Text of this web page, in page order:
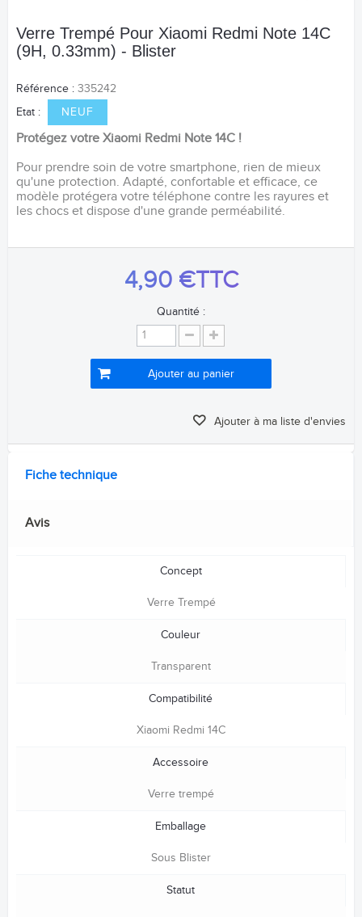
Verre Trempé Pour Xiaomi Redmi Note 14C
(9H, 0.33mm) - Blister
Référence : 335242
Etat :
NEUF
Protégez votre Xiaomi Redmi Note 14C !
Pour prendre soin de votre smartphone, rien de mieux
qu'une protection. Adapté, confortable et efficace, ce
modèle protégera votre téléphone contre les rayures et
les chocs et dispose d'une grande perméabilité.
4,90 €TTC
Quantité :
Ajouter au panier
Ajouter à ma liste d'envies
Fiche technique
Avis
Concept
Verre Trempé
Couleur
Transparent
Compatibilité
Xiaomi Redmi 14C
Accessoire
Verre trempé
Emballage
Sous Blister
Statut